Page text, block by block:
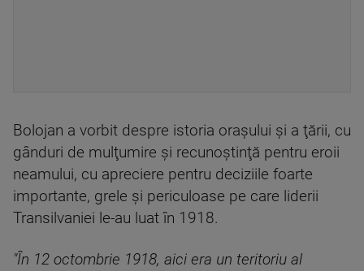
Bolojan a vorbit despre istoria oraşului şi a ţării, cu
gânduri de mulţumire şi recunoştinţă pentru eroii
neamului, cu apreciere pentru deciziile foarte
importante, grele şi periculoase pe care liderii
Transilvaniei le-au luat în 1918.
"În 12 octombrie 1918, aici era un teritoriu al